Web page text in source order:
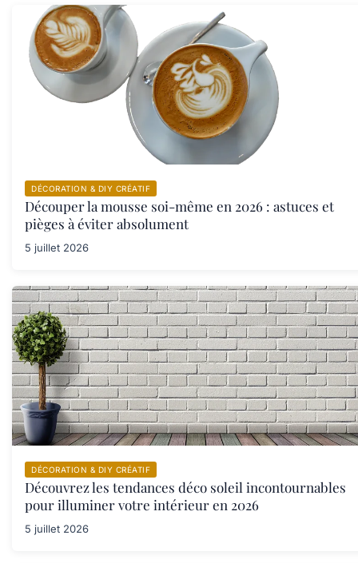
DÉCORATION & DIY CRÉATIF
Découper la mousse soi-même en 2026 : astuces et
pièges à éviter absolument
5 juillet 2026
DÉCORATION & DIY CRÉATIF
Découvrez les tendances déco soleil incontournables
pour illuminer votre intérieur en 2026
5 juillet 2026